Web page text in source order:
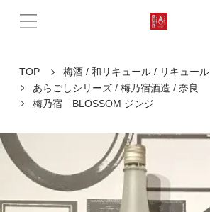
TOP
梅酒 / 和リキュール / リキュール
あらごしシリーズ / 梅乃宿酒造 / 奈良
梅乃宿 BLOSSOM ジンジ